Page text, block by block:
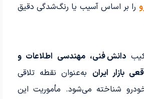
را بر اساس آسیب یا رنگ‌شدگی دقیق
دانش فنی، مهندسی اطلاعات و
بازار ایران به‌عنوان نقطه تلاقی
شناخته می‌شود. مأموریت این